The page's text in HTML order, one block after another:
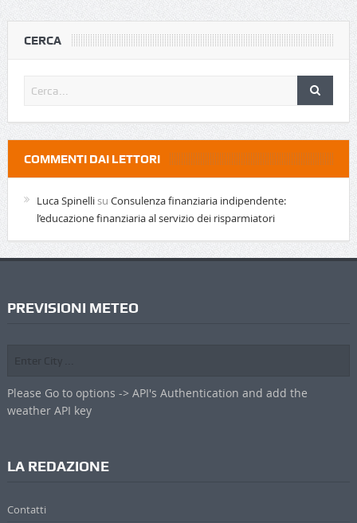
CERCA
COMMENTI DAI LETTORI
Luca Spinellisu Consulenza finanziaria indipendente:
l’educazione finanziaria al servizio dei risparmiatori
PREVISIONI METEO
Please Go to options -> API's Authentication and add the
weather API key
LA REDAZIONE
Contatti